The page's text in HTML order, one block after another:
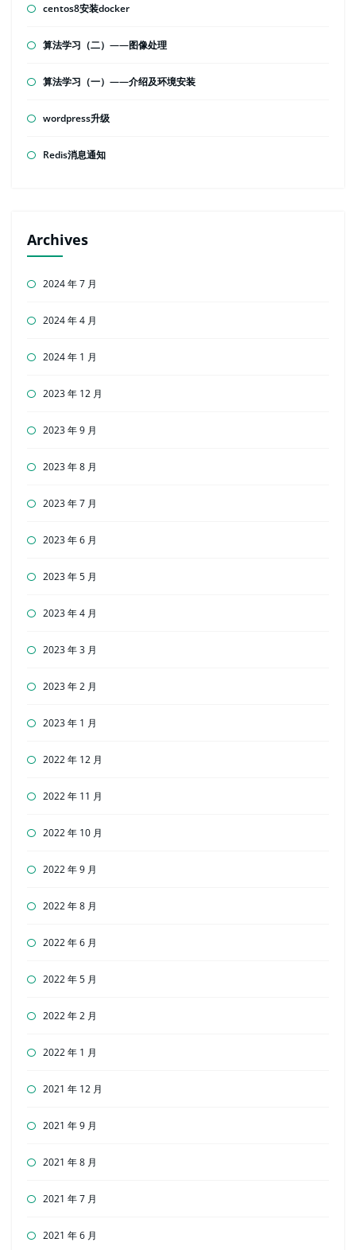
centos8安装docker
算法学习（二）——图像处理
算法学习（一）——介绍及环境安装
wordpress升级
Redis消息通知
Archives
2024 年 7 月
2024 年 4 月
2024 年 1 月
2023 年 12 月
2023 年 9 月
2023 年 8 月
2023 年 7 月
2023 年 6 月
2023 年 5 月
2023 年 4 月
2023 年 3 月
2023 年 2 月
2023 年 1 月
2022 年 12 月
2022 年 11 月
2022 年 10 月
2022 年 9 月
2022 年 8 月
2022 年 6 月
2022 年 5 月
2022 年 2 月
2022 年 1 月
2021 年 12 月
2021 年 9 月
2021 年 8 月
2021 年 7 月
2021 年 6 月